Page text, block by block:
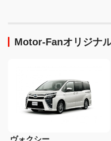
Motor-Fanオリジナ
ヴォクシー